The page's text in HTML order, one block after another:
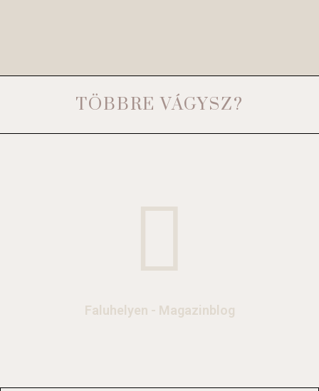
TÖBBRE VÁGYSZ?
Faluhelyen - Magazinblog